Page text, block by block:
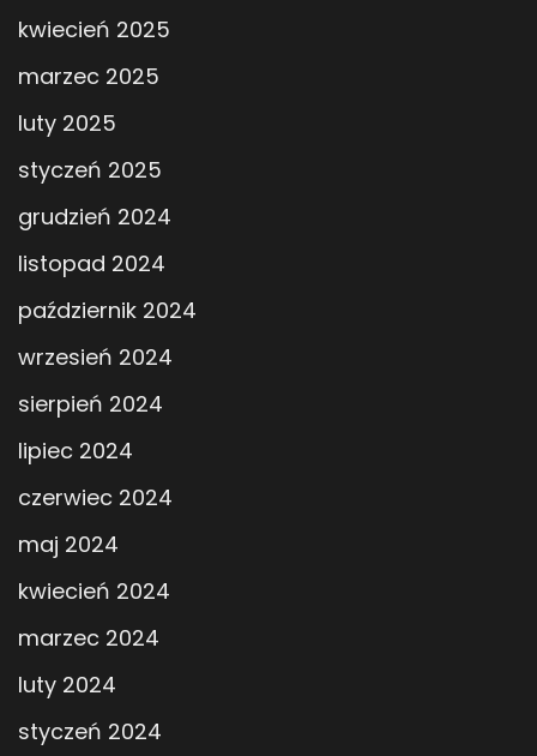
kwiecień 2025
marzec 2025
luty 2025
styczeń 2025
grudzień 2024
listopad 2024
październik 2024
wrzesień 2024
sierpień 2024
lipiec 2024
czerwiec 2024
maj 2024
kwiecień 2024
marzec 2024
luty 2024
styczeń 2024